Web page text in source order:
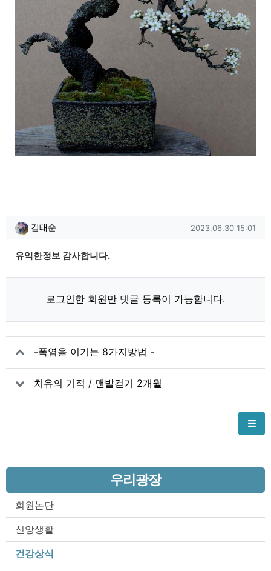
김태순님의 댓글
김태순 작성일
2023.06.30 15:01
​유익한정보 감사합니다.
로그인한 회원만 댓글 등록이 가능합니다.
-폭염을 이기는 8가지방법 -
치유의 기적 / 맨발걷기 2개월
우리광장
회원논단
신앙생활
건강상식